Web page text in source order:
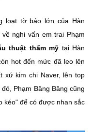
loạt tờ báo lớn của Hàn
nghi vấn em trai Phạm
thuật thẩm mỹ tại Hàn
hot đến mức đã leo lên
xứ kim chi Naver, lên top
Phạm Băng Băng cũng
kéo" để có được nhan sắc